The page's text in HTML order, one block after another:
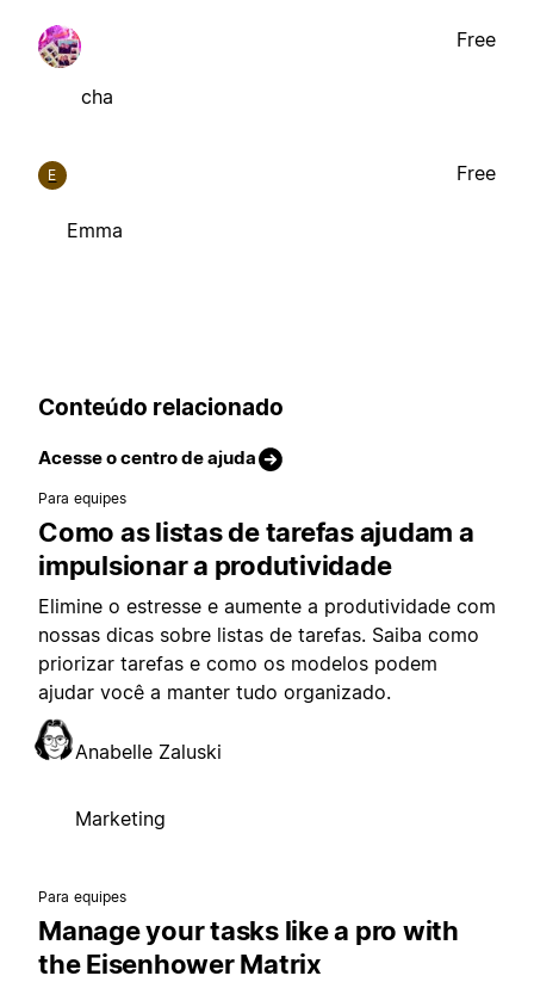
cha
Free
E
Emma
Free
Conteúdo relacionado
Acesse o centro de ajuda
Para equipes
Como as listas de tarefas ajudam a
impulsionar a produtividade
Elimine o estresse e aumente a produtividade com
nossas dicas sobre listas de tarefas. Saiba como
priorizar tarefas e como os modelos podem
ajudar você a manter tudo organizado.
Anabelle Zaluski
Marketing
Para equipes
Manage your tasks like a pro with
the Eisenhower Matrix